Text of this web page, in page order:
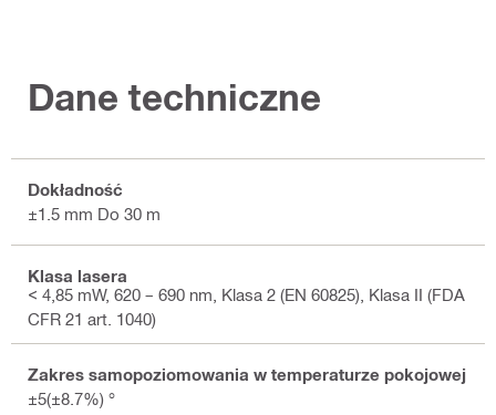
Dane techniczne
Dokładność
±1.5 mm Do 30 m
Klasa lasera
< 4,85 mW, 620 – 690 nm, Klasa 2 (EN 60825), Klasa II (FDA
CFR 21 art. 1040)
Zakres samopoziomowania w temperaturze pokojowej
±5(±8.7%) °